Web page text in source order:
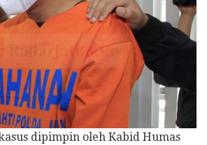
dipimpin oleh Kabid Humas